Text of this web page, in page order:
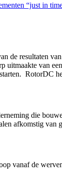
“just in
de resultaten
uitmaakte van
RotorDC
die
afkomstig van
vanaf de